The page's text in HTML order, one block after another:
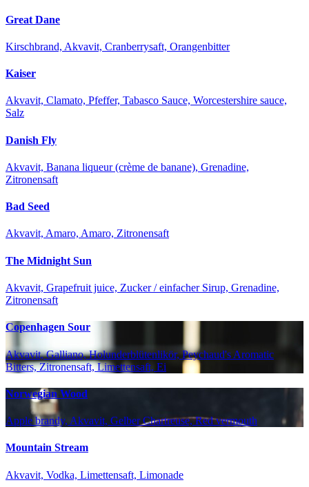
Great Dane
Kirschbrand, Akvavit, Cranberrysaft, Orangenbitter
Kaiser
Akvavit, Clamato, Pfeffer, Tabasco Sauce, Worcestershire sauce,
Salz
Danish Fly
Akvavit, Banana liqueur (crème de banane), Grenadine,
Zitronensaft
Bad Seed
Akvavit, Amaro, Amaro, Zitronensaft
The Midnight Sun
Akvavit, Grapefruit juice, Zucker / einfacher Sirup, Grenadine,
Zitronensaft
Copenhagen Sour
Akvavit, Galliano, Holunderblütenlikör, Peychaud's Aromatic
Bitters, Zitronensaft, Limettensaft, Ei
Norwegian Wood
Apple brandy, Akvavit, Gelber Chartreuse, Red vermouth
Mountain Stream
Akvavit, Vodka, Limettensaft, Limonade